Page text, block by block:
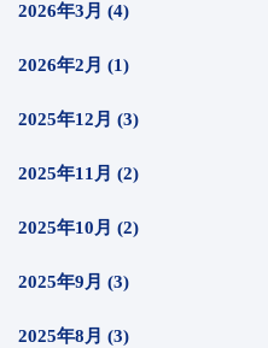
2026年3月 (4)
2026年2月 (1)
2025年12月 (3)
2025年11月 (2)
2025年10月 (2)
2025年9月 (3)
2025年8月 (3)